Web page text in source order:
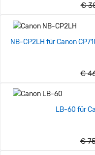
€
NB-CP2LH für Canon
€
LB-60 für
€